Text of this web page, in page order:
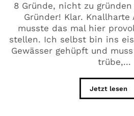
8 Gründe, nicht zu
Gründer! Klar. Knallharte
musste das mal hier
stellen. Ich selbst bin ins
Gewässer gehüpft und
trübe,...
Jetzt lesen